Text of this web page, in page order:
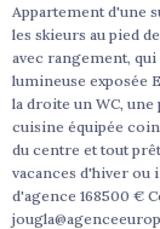
Appartement d'une
les skieurs au pied
avec rangement, qui
lumineuse exposée
la droite un WC, une
cuisine équipée
du centre et tout
vacances d'hiver ou
d'agence 168500 €